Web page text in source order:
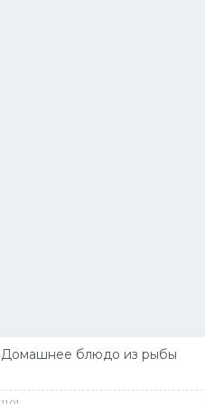
Домашнее блюдо из рыбы